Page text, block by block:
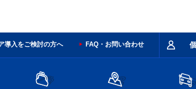
導入をご検討の方へ FAQ・お問い合わせ